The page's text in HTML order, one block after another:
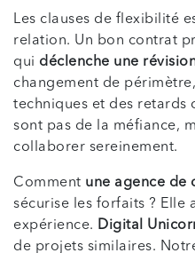
Les clauses de flexibilité
relation. Un bon contrat
qui déclenche une
changement de
techniques et des retards
sont pas de la méfiance,
collaborer sereinement.
Comment une agence de
sécurise les forfaits ? Elle
expérience. Digital
de projets similaires.